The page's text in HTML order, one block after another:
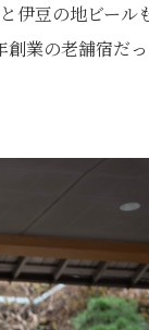
伊豆の地ビール
業の老舗宿だ